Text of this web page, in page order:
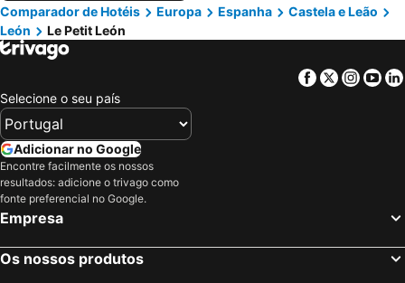
Comparador de Hotéis
Europa Espanha
Castela e Leão
León
Le Petit León
Facebook
Twitter
Selecione o seu país
Adicionar no Google
Encontre facilmente os nossos
resultados: adicione o trivago como
fonte preferencial no Google.
Empresa
Os nossos produtos